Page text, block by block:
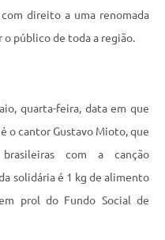
direito a uma renomada
público de toda a região.
quarta-feira, data em que
o cantor Gustavo Mioto, que
com a canção
solidária é 1 kg de alimento
prol do Fundo Social de